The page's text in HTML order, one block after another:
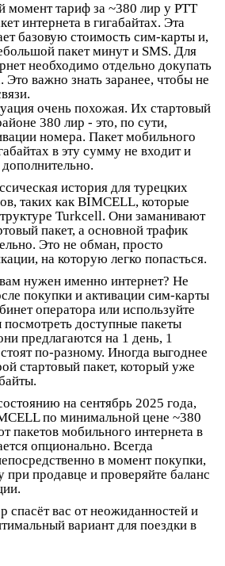
момент тариф за ~380 лир у PTT
интернета в гигабайтах. Эта
базовую стоимость сим-карты и,
пакет минут и SMS. Для
необходимо отдельно докупать
Это важно знать заранее, чтобы не
очень похожая. Их стартовый
380 лир - это, по сути,
номера. Пакет мобильного
в эту сумму не входити
история для турецких
таких как BIMCELL, которые
Turkcell. Они заманивают
пакет, а основной трафик
Это не обман, просто
на которую легко попасться.
нужен именно интернет? Не
покупки и активации сим-карты
оператора или используйте
доступные пакеты
предлагаются на 1 день, 1
по-разному. Иногда выгоднее
стартовый пакет, который уже
на сентябрь 2025 года,
по минимальной цене ~380
пакетов мобильного интернета в
опционально. Всегда
в момент покупки,
при продавце и проверяйте баланс
спасёт вас от неожиданностей и
вариант для поездки в